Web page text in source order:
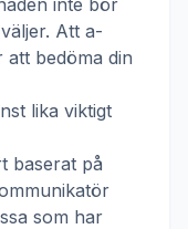
inte bör
Att a-
bedöma din
lika viktigt
baserat på
som har